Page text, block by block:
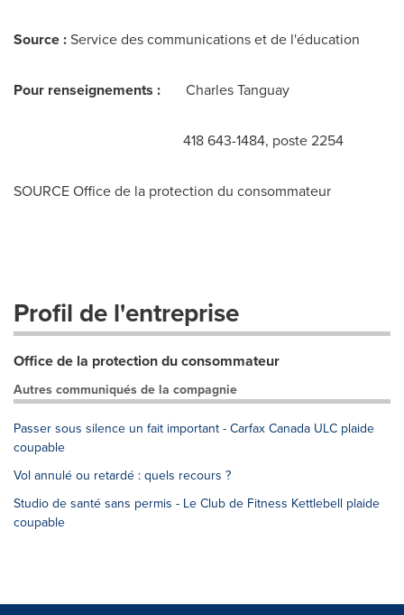
Source :Service des communications et de l'éducation
Pour renseignements : Charles Tanguay
418 643-1484, poste 2254
SOURCE Office de la protection du consommateur
Profil de l'entreprise
Office de la protection du consommateur
Autres communiqués de la compagnie
Passer sous silence un fait important - Carfax Canada ULC plaide
coupable
Vol annulé ou retardé : quels recours ?
Studio de santé sans permis - Le Club de Fitness Kettlebell plaide
coupable